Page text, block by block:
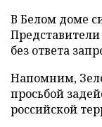
В Белом доме
без ответа
Напомним,
просьбой
российской